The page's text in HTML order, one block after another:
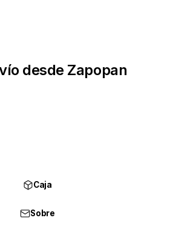
desde Zapopan
Caja
Sobre